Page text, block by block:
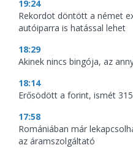
19:24
Rekordot döntött a német
autóiparra is hatással lehet
18:29
Akinek nincs bingója, az
18:14
Erősödött a forint, ismét
17:58
Romániában már
az áramszolgáltató